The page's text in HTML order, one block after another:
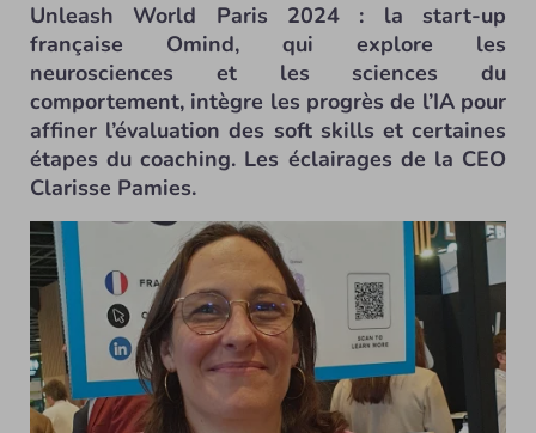
Unleash World Paris 2024 : la start-up
française Omind, qui explore les
neurosciences et les sciences du
comportement, intègre les progrès de l’IA pour
affiner l’évaluation des soft skills et certaines
étapes du coaching. Les éclairages de la CEO
Clarisse Pamies.